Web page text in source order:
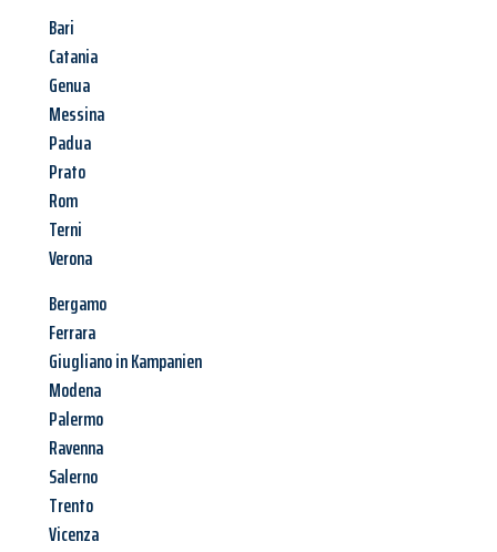
Bari
Catania
Genua
Messina
Padua
Prato
Rom
Terni
Verona
Bergamo
Ferrara
Giugliano in Kampanien
Modena
Palermo
Ravenna
Salerno
Trento
Vicenza